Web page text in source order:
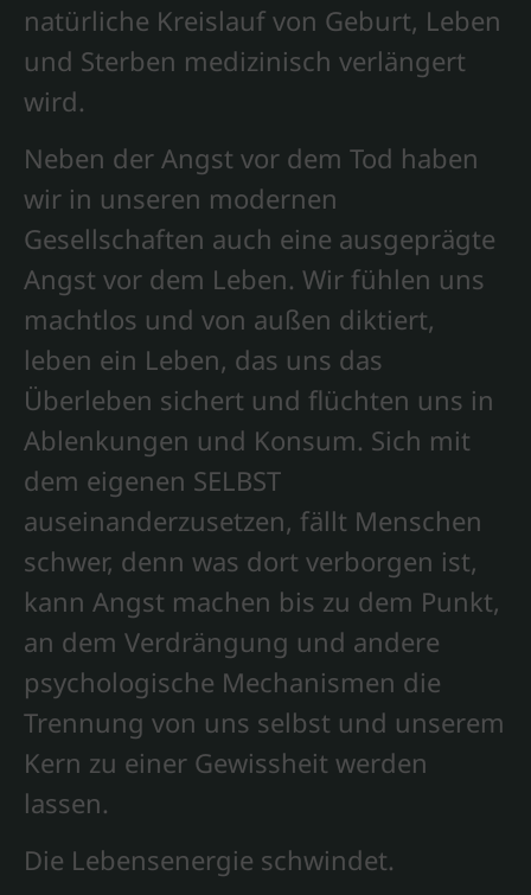
natürliche Kreislauf von Geburt, Leben
und Sterben medizinisch verlängert
wird.
Neben der Angst vor dem Tod haben
wir in unseren modernen
Gesellschaften auch eine ausgeprägte
Angst vor dem Leben. Wir fühlen uns
machtlos und von außen diktiert,
leben ein Leben, das uns das
Überleben sichert und flüchten uns in
Ablenkungen und Konsum. Sich mit
dem eigenen SELBST
auseinanderzusetzen, fällt Menschen
schwer, denn was dort verborgen ist,
kann Angst machen bis zu dem Punkt,
an dem Verdrängung und andere
psychologische Mechanismen die
Trennung von uns selbst und unserem
Kern zu einer Gewissheit werden
lassen.
Die Lebensenergie schwindet.